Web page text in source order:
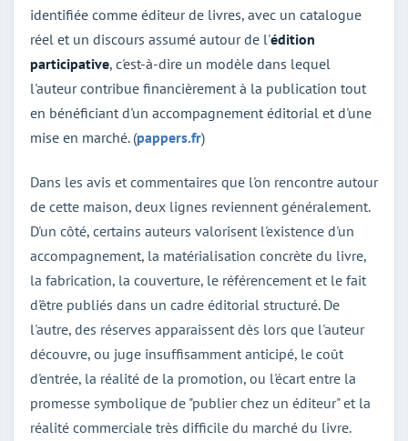
identifiée comme éditeur de livres, avec un catalogue
réel et un discours assumé autour de l'édition
participative, c'est-à-dire un modèle dans lequel
l'auteur contribue financièrement à la publication tout
en bénéficiant d'un accompagnement éditorial et d'une
mise en marché. (pappers.fr)
Dans les avis et commentaires que l'on rencontre autour
de cette maison, deux lignes reviennent généralement.
D'un côté, certains auteurs valorisent l'existence d'un
accompagnement, la matérialisation concrète du livre,
la fabrication, la couverture, le référencement et le fait
d'être publiés dans un cadre éditorial structuré. De
l'autre, des réserves apparaissent dès lors que l'auteur
découvre, ou juge insuffisamment anticipé, le coût
d'entrée, la réalité de la promotion, ou l'écart entre la
promesse symbolique de "publier chez un éditeur" et la
réalité commerciale très difficile du marché du livre.